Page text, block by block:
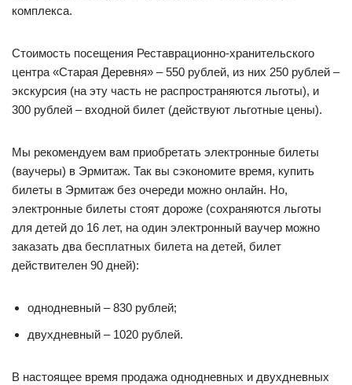
комплекса.
Стоимость посещения Реставрационно-хранительского
центра «Старая Деревня» – 550 рублей, из них 250 рублей –
экскурсия (на эту часть не распространяются льготы), и
300 рублей – входной билет (действуют льготные цены).
Мы рекомендуем вам приобретать электронные билеты
(ваучеры) в Эрмитаж. Так вы сэкономите время, купить
билеты в Эрмитаж без очереди можно онлайн. Но,
электронные билеты стоят дороже (сохраняются льготы
для детей до 16 лет, на один электронный ваучер можно
заказать два бесплатных билета на детей, билет
действителен 90 дней):
однодневный – 830 рублей;
двухдневный – 1020 рублей.
В настоящее время продажа однодневных и двухдневных